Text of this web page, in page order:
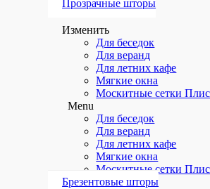
Прозрачные шторы
Изменить
Для беседок
Для веранд
Для летних кафе
Мягкие окна
Москитные сетки
Menu
Для беседок
Для веранд
Для летних кафе
Мягкие окна
Москитные сетки
Брезентовые шторы